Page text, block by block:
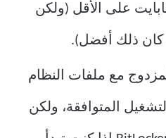
بسعة 25 جيجابايت على الأقل (ولكن
كان ذلك أفضل).
مع ملفات النظام
المتوافقة، ولكن